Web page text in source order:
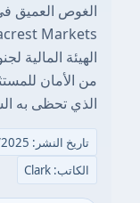
الغوص العميق في
من الأمان
الذي تحظى به
تاريخ النشر: 11/10/2025
الكاتب: Clark